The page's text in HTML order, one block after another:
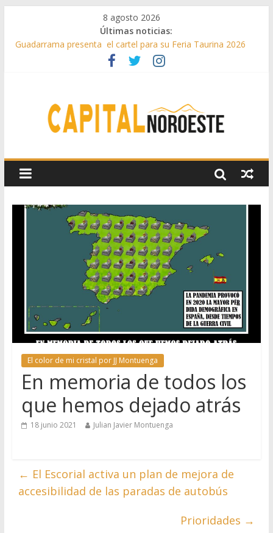
8 agosto 2026
Últimas noticias:
Guadarrama presenta el cartel para su Feria Taurina 2026
Hey Kid e Inazio en ‘La Gran Noche del Indie’ de las fiestas
Boadilla destinó más de 11 millones de euros a ayudas y
beneficios fiscales en 2025
El color de mi cristal por JJ Montuenga
En memoria de todos los
que hemos dejado atrás
18 junio 2021 Julian Javier Montuenga
← El Escorial activa un plan de mejora de
accesibilidad de las paradas de autobús
Prioridades →